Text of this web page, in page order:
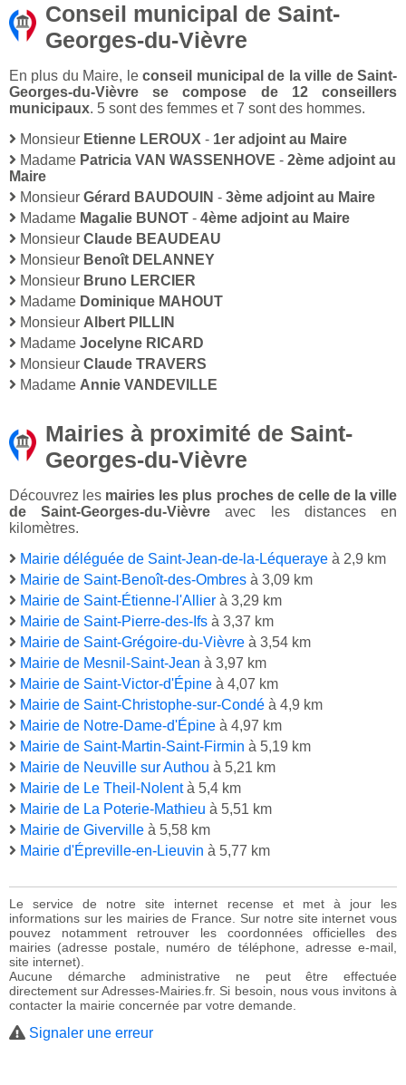
Conseil municipal de Saint-
Georges-du-Vièvre
En plus du Maire, leconseil municipal de la ville de Saint-
Georges-du-Vièvre se compose de 12 conseillers
municipaux. 5 sont des femmes et 7 sont des hommes.
Monsieur Etienne LEROUX - 1er adjoint au Maire
Madame Patricia VAN WASSENHOVE - 2ème adjoint au
Maire
Monsieur Gérard BAUDOUIN - 3ème adjoint au Maire
Madame Magalie BUNOT - 4ème adjoint au Maire
Monsieur Claude BEAUDEAU
Monsieur Benoît DELANNEY
Monsieur Bruno LERCIER
Madame Dominique MAHOUT
Monsieur Albert PILLIN
Madame Jocelyne RICARD
Monsieur Claude TRAVERS
Madame Annie VANDEVILLE
Mairies à proximité de Saint-
Georges-du-Vièvre
Découvrez les mairies les plus proches de celle de la ville
de Saint-Georges-du-Vièvre avec les distances en
kilomètres.
Mairie déléguée de Saint-Jean-de-la-Léqueraye à 2,9 km
Mairie de Saint-Benoît-des-Ombres à 3,09 km
Mairie de Saint-Étienne-l'Allier à 3,29 km
Mairie de Saint-Pierre-des-Ifs à 3,37 km
Mairie de Saint-Grégoire-du-Vièvre à 3,54 km
Mairie de Mesnil-Saint-Jean à 3,97 km
Mairie de Saint-Victor-d'Épine à 4,07 km
Mairie de Saint-Christophe-sur-Condé à 4,9 km
Mairie de Notre-Dame-d'Épine à 4,97 km
Mairie de Saint-Martin-Saint-Firmin à 5,19 km
Mairie de Neuville sur Authou à 5,21 km
Mairie de Le Theil-Nolentà 5,4 km
Mairie de La Poterie-Mathieu à 5,51 km
Mairie de Giverville à 5,58 km
Mairie d'Épreville-en-Lieuvin à 5,77 km
Le service de notre site internet recense et met à jour les
informations sur les mairies de France. Sur notre site internet vous
pouvez notamment retrouver les coordonnées officielles des
mairies (adresse postale, numéro de téléphone, adresse e-mail,
site internet).
Aucune démarche administrative ne peut être effectuée
directement sur Adresses-Mairies.fr. Si besoin, nous vous invitons à
contacter la mairie concernée par votre demande.
Signaler une erreur